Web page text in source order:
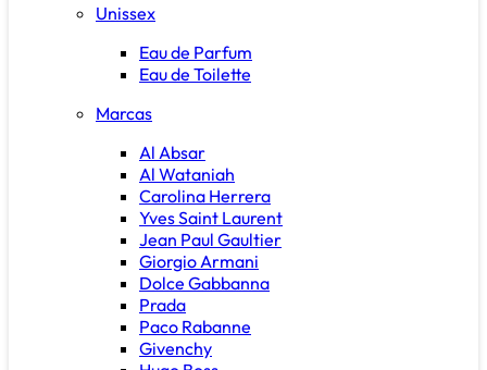
Unissex
Eau de Parfum
Eau de Toilette
Marcas
Al Absar
Al Wataniah
Carolina Herrera
Yves Saint Laurent
Jean Paul Gaultier
Giorgio Armani
Dolce Gabbanna
Prada
Paco Rabanne
Givenchy